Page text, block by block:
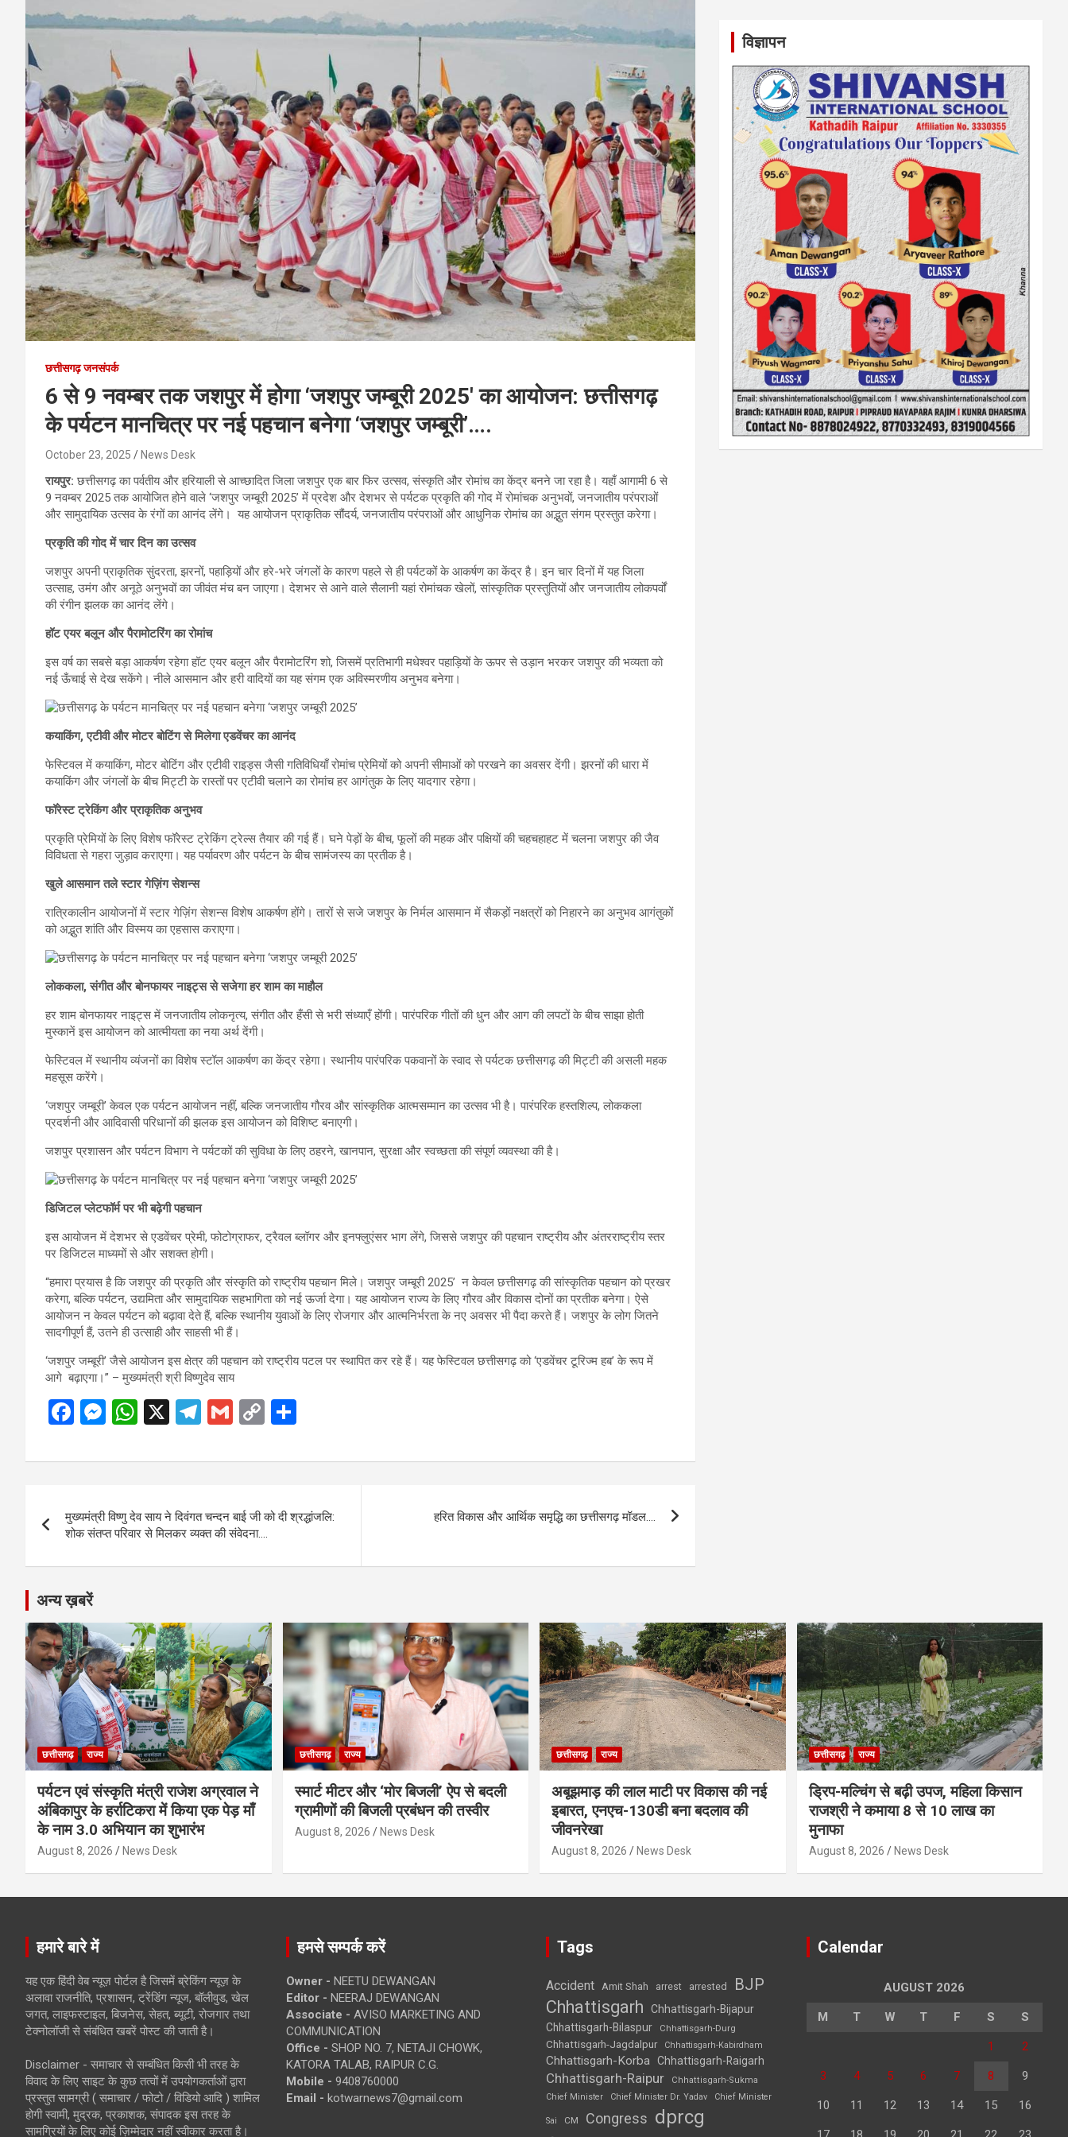
छत्तीसगढ़ जनसंपर्क
6 से 9 नवम्बर तक जशपुर में होगा ‘जशपुर जम्बूरी 2025′ का आयोजन: छत्तीसगढ़
के पर्यटन मानचित्र पर नई पहचान बनेगा ‘जशपुर जम्बूरी’….
October 23, 2025 News Desk
रायपुर:छत्तीसगढ़ का पर्वतीय और हरियाली से आच्छादित जिला जशपुर एक बार फिर उत्सव, संस्कृति और रोमांच का केंद्र बनने जा रहा है। यहाँ आगामी 6 से
9 नवम्बर 2025 तक आयोजित होने वाले ‘जशपुर जम्बूरी 2025’ में प्रदेश और देशभर से पर्यटक प्रकृति की गोद में रोमांचक अनुभवों, जनजातीय परंपराओं
और सामुदायिक उत्सव के रंगों का आनंद लेंगे। यह आयोजन प्राकृतिक सौंदर्य, जनजातीय परंपराओं और आधुनिक रोमांच का अद्भुत संगम प्रस्तुत करेगा।
प्रकृति की गोद में चार दिन का उत्सव
जशपुर अपनी प्राकृतिक सुंदरता, झरनों, पहाड़ियों और हरे-भरे जंगलों के कारण पहले से ही पर्यटकों के आकर्षण का केंद्र है। इन चार दिनों में यह जिला
उत्साह, उमंग और अनूठे अनुभवों का जीवंत मंच बन जाएगा। देशभर से आने वाले सैलानी यहां रोमांचक खेलों, सांस्कृतिक प्रस्तुतियों और जनजातीय लोकपर्वों
की रंगीन झलक का आनंद लेंगे।
हॉट एयर बलून और पैरामोटरिंग का रोमांच
इस वर्ष का सबसे बड़ा आकर्षण रहेगा हॉट एयर बलून और पैरामोटरिंग शो, जिसमें प्रतिभागी मधेश्वर पहाड़ियों के ऊपर से उड़ान भरकर जशपुर की भव्यता को
नई ऊँचाई से देख सकेंगे। नीले आसमान और हरी वादियों का यह संगम एक अविस्मरणीय अनुभव बनेगा।
कयाकिंग, एटीवी और मोटर बोटिंग से मिलेगा एडवेंचर का आनंद
फेस्टिवल में कयाकिंग, मोटर बोटिंग और एटीवी राइड्स जैसी गतिविधियाँ रोमांच प्रेमियों को अपनी सीमाओं को परखने का अवसर देंगी। झरनों की धारा में
कयाकिंग और जंगलों के बीच मिट्टी के रास्तों पर एटीवी चलाने का रोमांच हर आगंतुक के लिए यादगार रहेगा।
फॉरेस्ट ट्रेकिंग और प्राकृतिक अनुभव
प्रकृति प्रेमियों के लिए विशेष फॉरेस्ट ट्रेकिंग ट्रेल्स तैयार की गई हैं। घने पेड़ों के बीच, फूलों की महक और पक्षियों की चहचहाहट में चलना जशपुर की जैव
विविधता से गहरा जुड़ाव कराएगा। यह पर्यावरण और पर्यटन के बीच सामंजस्य का प्रतीक है।
खुले आसमान तले स्टार गेज़िंग सेशन्स
रात्रिकालीन आयोजनों में स्टार गेज़िंग सेशन्स विशेष आकर्षण होंगे। तारों से सजे जशपुर के निर्मल आसमान में सैकड़ों नक्षत्रों को निहारने का अनुभव आगंतुकों
को अद्भुत शांति और विस्मय का एहसास कराएगा।
लोककला, संगीत और बोनफायर नाइट्स से सजेगा हर शाम का माहौल
हर शाम बोनफायर नाइट्स में जनजातीय लोकनृत्य, संगीत और हँसी से भरी संध्याएँ होंगी। पारंपरिक गीतों की धुन और आग की लपटों के बीच साझा होती
मुस्कानें इस आयोजन को आत्मीयता का नया अर्थ देंगी।
फेस्टिवल में स्थानीय व्यंजनों का विशेष स्टॉल आकर्षण का केंद्र रहेगा। स्थानीय पारंपरिक पकवानों के स्वाद से पर्यटक छत्तीसगढ़ की मिट्टी की असली महक
महसूस करेंगे।
‘जशपुर जम्बूरी’ केवल एक पर्यटन आयोजन नहीं, बल्कि जनजातीय गौरव और सांस्कृतिक आत्मसम्मान का उत्सव भी है। पारंपरिक हस्तशिल्प, लोककला
प्रदर्शनी और आदिवासी परिधानों की झलक इस आयोजन को विशिष्ट बनाएगी।
जशपुर प्रशासन और पर्यटन विभाग ने पर्यटकों की सुविधा के लिए ठहरने, खानपान, सुरक्षा और स्वच्छता की संपूर्ण व्यवस्था की है।
डिजिटल प्लेटफॉर्म पर भी बढ़ेगी पहचान
इस आयोजन में देशभर से एडवेंचर प्रेमी, फोटोग्राफर, ट्रैवल ब्लॉगर और इनफ्लुएंसर भाग लेंगे, जिससे जशपुर की पहचान राष्ट्रीय और अंतरराष्ट्रीय स्तर
पर डिजिटल माध्यमों से और सशक्त होगी।
“हमारा प्रयास है कि जशपुर की प्रकृति और संस्कृति को राष्ट्रीय पहचान मिले। जशपुर जम्बूरी 2025’ न केवल छत्तीसगढ़ की सांस्कृतिक पहचान को प्रखर
करेगा, बल्कि पर्यटन, उद्यमिता और सामुदायिक सहभागिता को नई ऊर्जा देगा। यह आयोजन राज्य के लिए गौरव और विकास दोनों का प्रतीक बनेगा। ऐसे
आयोजन न केवल पर्यटन को बढ़ावा देते हैं, बल्कि स्थानीय युवाओं के लिए रोजगार और आत्मनिर्भरता के नए अवसर भी पैदा करते हैं। जशपुर के लोग जितने
सादगीपूर्ण हैं, उतने ही उत्साही और साहसी भी हैं।
‘जशपुर जम्बूरी’ जैसे आयोजन इस क्षेत्र की पहचान को राष्ट्रीय पटल पर स्थापित कर रहे हैं। यह फेस्टिवल छत्तीसगढ़ को ‘एडवेंचर टूरिज्म हब’ के रूप में
आगे बढ़ाएगा।” – मुख्यमंत्री श्री विष्णुदेव साय
F
ce
o
o
k
M
se
g
er
W
at
A
p
p
X
T
e
a
m
G
ail
C
py
n
k
ar
navigation
मुख्यमंत्री विष्णु देव साय ने दिवंगत चन्दन बाई जी को दी श्रद्धांजलि:
शोक संतप्त परिवार से मिलकर व्यक्त की संवेदना….
हरित विकास और आर्थिक समृद्धि का छत्तीसगढ़ मॉडल….
विज्ञापन
अन्य ख़बरें
छत्तीसगढ़ राज्य
पर्यटन एवं संस्कृति मंत्री राजेश अग्रवाल ने
अंबिकापुर के हर्राटिकरा में किया एक पेड़ माँ
के नाम 3.0 अभियान का शुभारंभ
August 8, 2026 News Desk
छत्तीसगढ़ राज्य
स्मार्ट मीटर और ‘मोर बिजली’ ऐप से बदली
ग्रामीणों की बिजली प्रबंधन की तस्वीर
August 8, 2026 News Desk
छत्तीसगढ़ राज्य
अबूझमाड़ की लाल माटी पर विकास की नई
इबारत, एनएच-130डी बना बदलाव की
जीवनरेखा
August 8, 2026 News Desk
छत्तीसगढ़ राज्य
ड्रिप-मल्चिंग से बढ़ी उपज, महिला किसान
राजश्री ने कमाया 8 से 10 लाख का
मुनाफा
August 8, 2026 News Desk
हमारे बारे में
यह एक हिंदी वेब न्यूज़ पोर्टल है जिसमें ब्रेकिंग न्यूज़ के
अलावा राजनीति, प्रशासन, ट्रेंडिंग न्यूज, बॉलीवुड, खेल
जगत, लाइफस्टाइल, बिजनेस, सेहत, ब्यूटी, रोजगार तथा
टेक्नोलॉजी से संबंधित खबरें पोस्ट की जाती है।
Disclaimer - समाचार से सम्बंधित किसी भी तरह के
विवाद के लिए साइट के कुछ तत्वों में उपयोगकर्ताओं द्वारा
प्रस्तुत सामग्री ( समाचार / फोटो / विडियो आदि ) शामिल
होगी स्वामी, मुद्रक, प्रकाशक, संपादक इस तरह के
सामग्रियों के लिए कोई ज़िम्मेदार नहीं स्वीकार करता है।
हमसे सम्पर्क करें
Owner - NEETU DEWANGAN
Editor - NEERAJ DEWANGAN
Associate - AVISO MARKETING AND
COMMUNICATION
Office - SHOP NO. 7, NETAJI CHOWK,
KATORA TALAB, RAIPUR C.G.
Mobile - 9408760000
Email - kotwarnews7@gmail.com
Tags
Accident Amit Shah arrest arrested BJP
Chhattisgarh
Chhattisgarh-Bijapur
Chhattisgarh-Bilaspur
Chhattisgarh-Durg
Chhattisgarh-Jagdalpur Chhattisgarh-Kabirdham
Chhattisgarh-Korba Chhattisgarh-Raigarh
Chhattisgarh-Raipur
Chhattisgarh-Sukma
Chief Minister
Chief Minister Dr. Yadav Chief Minister
Sai CM Congress dprcg
Calendar
AUGUST 2026
M T W T F S S
1 2
3 4 5 6 7 8 9
10 11 12 13 14 15 16